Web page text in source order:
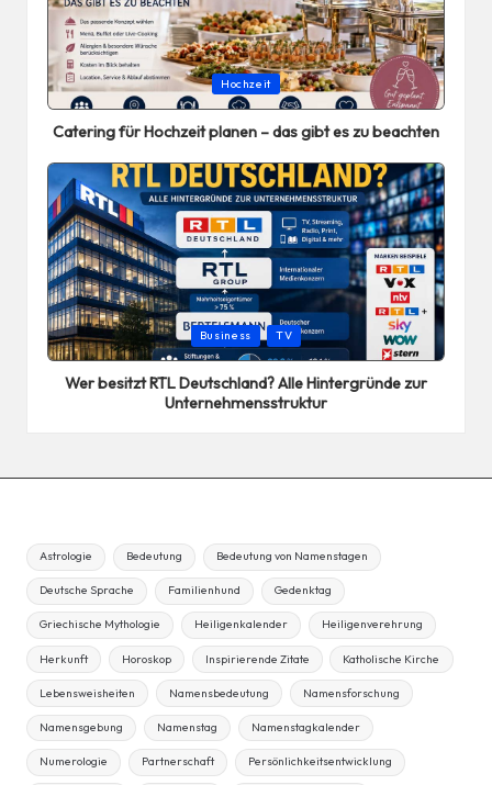
Posted
in
Hochzeit
Catering für Hochzeit planen – das gibt es zu beachten
Posted
in
Business TV
Wer besitzt RTL Deutschland? Alle Hintergründe zur
Unternehmensstruktur
Astrologie Bedeutung Bedeutung von Namenstagen
Deutsche Sprache Familienhund Gedenktag
Griechische Mythologie Heiligenkalender Heiligenverehrung
Herkunft Horoskop Inspirierende Zitate Katholische Kirche
Lebensweisheiten Namensbedeutung Namensforschung
Namensgebung Namenstag Namenstagkalender
Numerologie Partnerschaft Persönlichkeitsentwicklung